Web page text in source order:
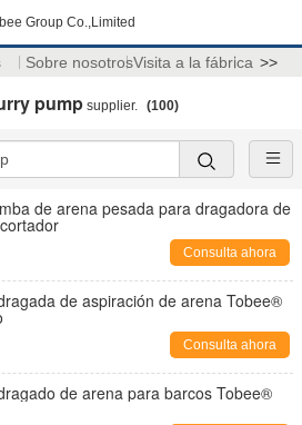
Group Co.,Limited
Sobre nosotrosVisita a la fábrica >>
pump supplier. (100)
de arena pesada para dragadora de
Consulta ahora
de aspiración de arena Tobee®
Consulta ahora
de arena para barcos Tobee®